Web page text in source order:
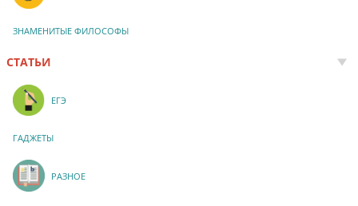
ЗНАМЕНИТЫЕ ФИЛОСОФЫ
СТАТЬИ
ЕГЭ
ГАДЖЕТЫ
РАЗНОЕ